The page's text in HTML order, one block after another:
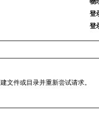
登
登
文件或目录并重新尝试请求。